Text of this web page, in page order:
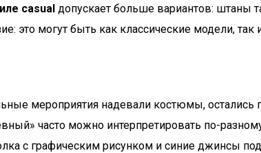
casual допускает больше вариантов: штаны
это могут быть как классические модели, так
мероприятия надевали костюмы,
часто можно интерпретировать по-
с графическим рисунком и синие джинсы